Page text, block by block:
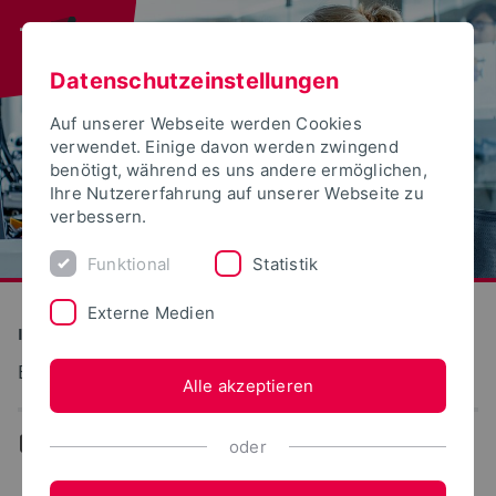
Informatik und Automation
Betriebliche Informationssysteme
... Publikationen
Datenschutzeinstellungen
Auf unserer Webseite werden Cookies
verwendet. Einige davon werden zwingend
benötigt, während es uns andere ermöglichen,
Ihre Nutzererfahrung auf unserer Webseite zu
verbessern.
Funktional Statistik
Externe Medien
Alle akzeptieren
oder